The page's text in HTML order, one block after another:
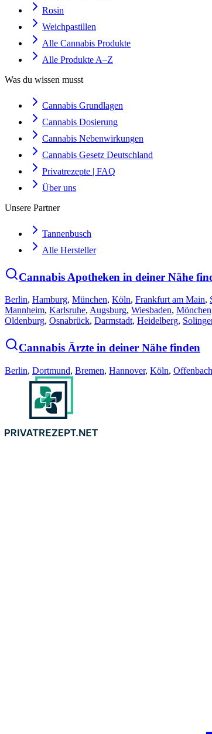
Rosin
Weichpastillen
Alle Cannabis Produkte
Alle Produkte A–Z
Was du wissen musst
Cannabis Grundlagen
Cannabis Dosierung
Cannabis Nebenwirkungen
Cannabis Gesetz Deutschland
Privatrezepte | FAQ
Über uns
Unsere Partner
Tannenbusch
Alle Hersteller
Cannabis Apotheken in deiner Nähe
Berlin, Hamburg, München, Köln, Frankfurt am Main,
Mannheim, Karlsruhe, Augsburg, Wiesbaden,
Oldenburg, Osnabrück, Darmstadt, Heidelberg,
Cannabis Ärzte in deiner Nähe finden
Berlin, Dortmund, Bremen, Hannover, Köln,